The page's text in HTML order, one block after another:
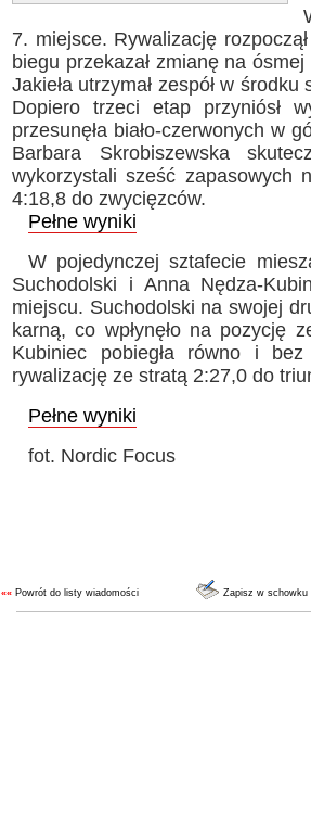
7. miejsce. Rywalizację
biegu przekazał zmianę na
Jakieła utrzymał zespół w
Dopiero trzeci etap przyniósł
przesunęła biało-czerwonych w
Barbara Skrobiszewska
wykorzystali sześć zapasowych
4:18,8 do zwycięzców.
Pełne wyniki
W pojedynczej sztafecie
Suchodolski i Anna Nędza-
miejscu. Suchodolski na swojej
karną, co wpłynęło na pozycję
Kubiniec pobiegła równo i bez
rywalizację ze stratą 2:27,0 do
Pełne wyniki
fot. Nordic Focus
«« Powrót do listy wiadomości Zapisz w schowku